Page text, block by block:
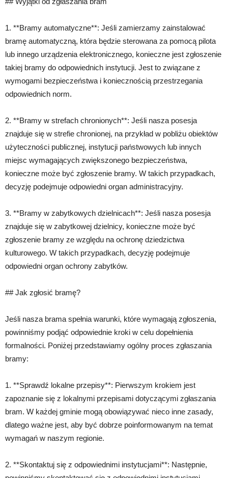
1. **Bramy automatyczne**: Jeśli zamierzamy zainstalować
bramę automatyczną, która będzie sterowana za pomocą pilota
lub innego urządzenia elektronicznego, konieczne jest zgłoszenie
takiej bramy do odpowiednich instytucji. Jest to związane z
wymogami bezpieczeństwa i koniecznością przestrzegania
odpowiednich norm.
2. **Bramy w strefach chronionych**: Jeśli nasza posesja
znajduje się w strefie chronionej, na przykład w pobliżu obiektów
użyteczności publicznej, instytucji państwowych lub innych
miejsc wymagających zwiększonego bezpieczeństwa,
konieczne może być zgłoszenie bramy. W takich przypadkach,
decyzję podejmuje odpowiedni organ administracyjny.
3. **Bramy w zabytkowych dzielnicach**: Jeśli nasza posesja
znajduje się w zabytkowej dzielnicy, konieczne może być
zgłoszenie bramy ze względu na ochronę dziedzictwa
kulturowego. W takich przypadkach, decyzję podejmuje
odpowiedni organ ochrony zabytków.
## Jak zgłosić bramę?
Jeśli nasza brama spełnia warunki, które wymagają zgłoszenia,
powinniśmy podjąć odpowiednie kroki w celu dopełnienia
formalności. Poniżej przedstawiamy ogólny proces zgłaszania
bramy:
1. **Sprawdź lokalne przepisy**: Pierwszym krokiem jest
zapoznanie się z lokalnymi przepisami dotyczącymi zgłaszania
bram. W każdej gminie mogą obowiązywać nieco inne zasady,
dlatego ważne jest, aby być dobrze poinformowanym na temat
wymagań w naszym regionie.
2. **Skontaktuj się z odpowiednimi instytucjami**: Następnie,